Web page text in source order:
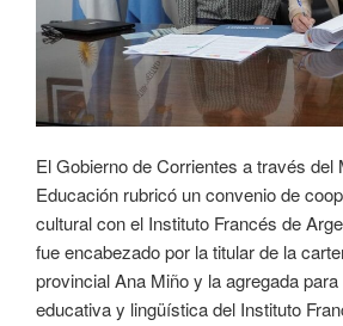
El Gobierno de Corrientes a través del
Educación rubricó un convenio de
cultural con el Instituto Francés de
fue encabezado por la titular de la
provincial Ana Miño y la agregada
educativa y lingüística del Instituto